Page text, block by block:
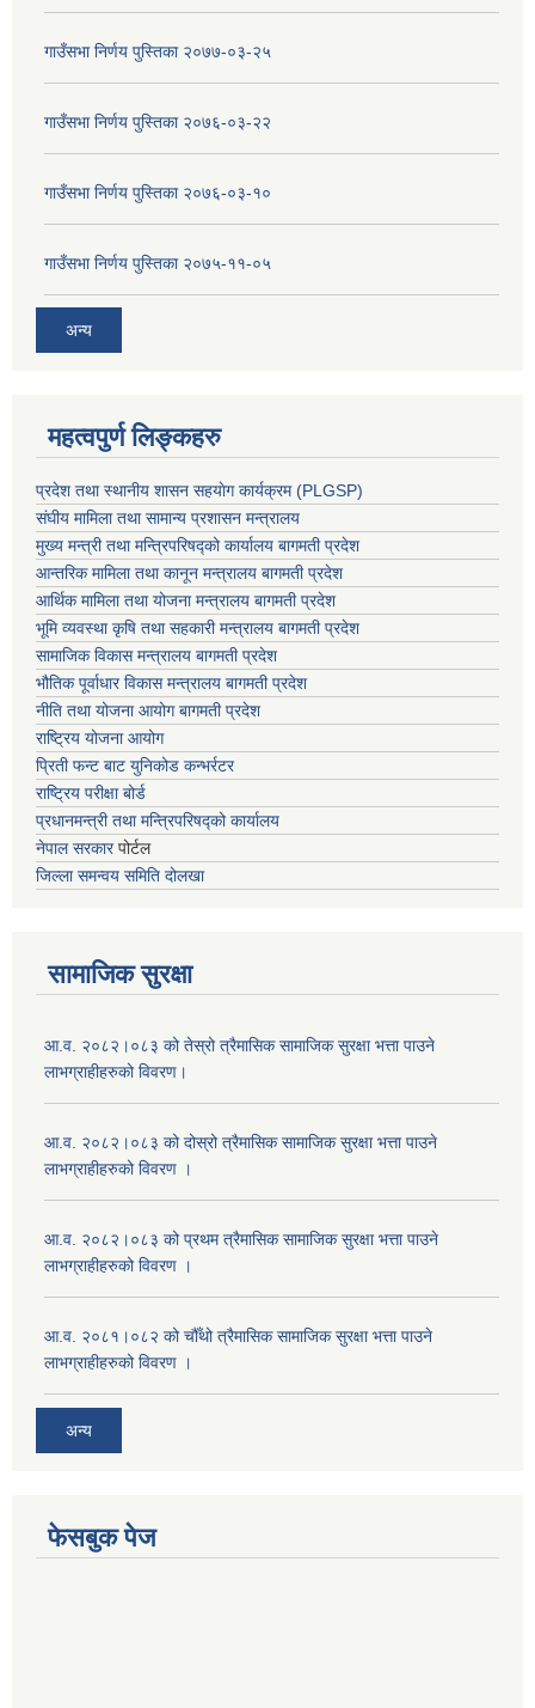
गाउँसभा निर्णय पुस्तिका २०७७-०३-२५
गाउँसभा निर्णय पुस्तिका २०७६-०३-२२
गाउँसभा निर्णय पुस्तिका २०७६-०३-१०
गाउँसभा निर्णय पुस्तिका २०७५-११-०५
अन्य
महत्वपुर्ण लिङ्कहरु
प्रदेश तथा स्थानीय शासन सहयाेग कार्यक्रम (PLGSP)
संघीय मामिला तथा सामान्य प्रशासन मन्त्रालय
मुख्य मन्त्री तथा मन्त्रिपरिषद्को कार्यालय बागमती प्रदेश
आन्तरिक मामिला तथा कानून मन्त्रालय बागमती प्रदेश
आर्थिक मामिला तथा योजना मन्त्रालय बागमती प्रदेश
भूमि व्यवस्था कृषि तथा सहकारी मन्त्रालय बागमती प्रदेश
सामाजिक विकास मन्त्रालय बागमती प्रदेश
भौतिक पूर्वाधार विकास मन्त्रालय बागमती प्रदेश
नीति तथा योजना आयोग बागमती प्रदेश
राष्ट्रिय योजना आयोग
प्रिती फन्ट बाट युनिकोड कन्भर्रटर
राष्ट्रिय परीक्षा बोर्ड
प्रधानमन्त्री तथा मन्त्रिपरिषद्को कार्यालय
नेपाल सरकारपोर्टल
जिल्ला समन्वय समिति दोलखा
सामाजिक सुरक्षा
आ.व. २०८२।०८३ को तेस्रो त्रैमासिक सामाजिक सुरक्षा भत्ता पाउने
लाभग्राहीहरुको विवरण।
आ.व. २०८२।०८३ को दोस्रो त्रैमासिक सामाजिक सुरक्षा भत्ता पाउने
लाभग्राहीहरुको विवरण ।
आ.व. २०८२।०८३ को प्रथम त्रैमासिक सामाजिक सुरक्षा भत्ता पाउने
लाभग्राहीहरुको विवरण ।
आ.व. २०८१।०८२ को चौँथो त्रैमासिक सामाजिक सुरक्षा भत्ता पाउने
लाभग्राहीहरुको विवरण ।
अन्य
फेसबुक पेज